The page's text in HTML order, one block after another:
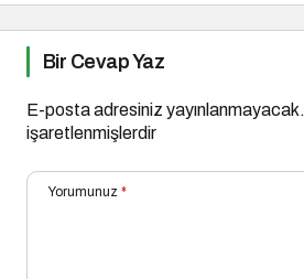
Bir Cevap Yaz
E-posta adresiniz yayınlanmayacak.
işaretlenmişlerdir
Yorumunuz *